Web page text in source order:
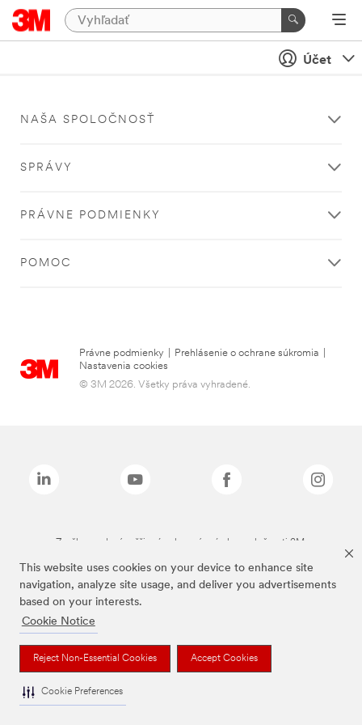
This website uses cookies on your device to enhance site
navigation, analyze site usage, and deliver you advertisements
based on your interests.
Cookie Notice
Reject Non-Essential Cookies Accept Cookies
Cookie Preferences
Účet
NAŠA SPOLOČNOSŤ
SPRÁVY
PRÁVNE PODMIENKY
POMOC
Právne podmienky Prehlásenie o ochrane súkromia
Nastavenia cookies
© 3M 2026. Všetky práva vyhradené.
Značky uvedené vyššie sú ochranné známky spoločnosti 3M.